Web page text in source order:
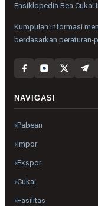
Ensiklopedia Bea Cukai
Kumpulan informasi
berdasarkan peraturan-
NAVIGASI
Pabean
Impor
Ekspor
Cukai
Fasilitas